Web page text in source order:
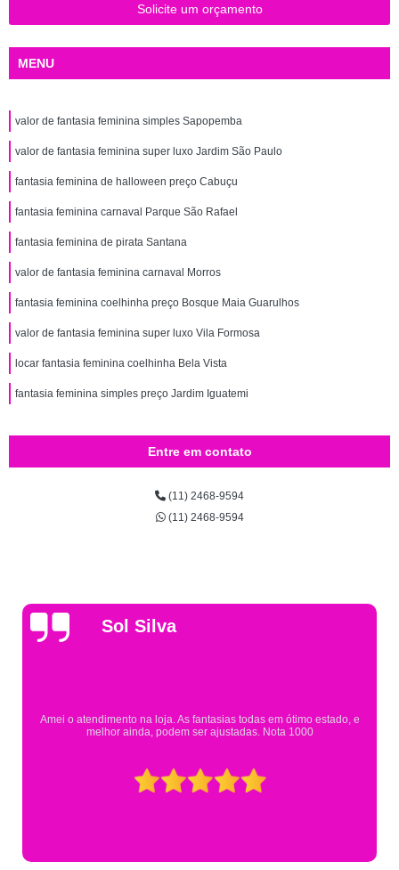
Solicite um orçamento
MENU
valor de fantasia feminina simples Sapopemba
valor de fantasia feminina super luxo Jardim São Paulo
fantasia feminina de halloween preço Cabuçu
fantasia feminina carnaval Parque São Rafael
fantasia feminina de pirata Santana
valor de fantasia feminina carnaval Morros
fantasia feminina coelhinha preço Bosque Maia Guarulhos
valor de fantasia feminina super luxo Vila Formosa
locar fantasia feminina coelhinha Bela Vista
fantasia feminina simples preço Jardim Iguatemi
Entre em contato
(11) 2468-9594
(11) 2468-9594
Gsutavo Pinto
Pesquisei em mais de 20 lojas e só encontrei a fantasia de meu filho
Eureka. Cheguei praticamente no horário em que estavam fechando
mesmo assim fui muito bem atendido.